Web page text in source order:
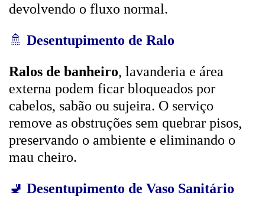
devolvendo o fluxo normal.
🚿 Desentupimento de Ralo
Ralos de banheiro, lavanderia e área
externa podem ficar bloqueados por
cabelos, sabão ou sujeira. O serviço
remove as obstruções sem quebrar pisos,
preservando o ambiente e eliminando o
mau cheiro.
🚽 Desentupimento de Vaso Sanitário